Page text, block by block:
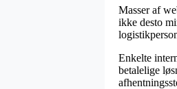
Masser af
ikke desto
Enkelte
betalelige